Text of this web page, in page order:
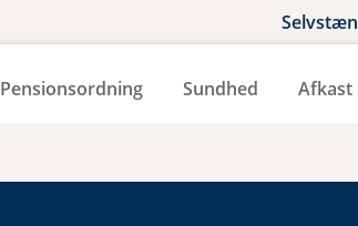
Pensionsordning Sundhed Afkast